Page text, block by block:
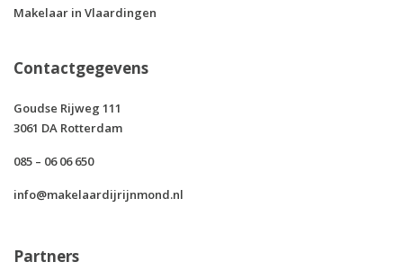
Makelaar in Vlaardingen
Contactgegevens
Goudse Rijweg 111
3061 DA Rotterdam
085 – 06 06 650
info@makelaardijrijnmond.nl
Partners